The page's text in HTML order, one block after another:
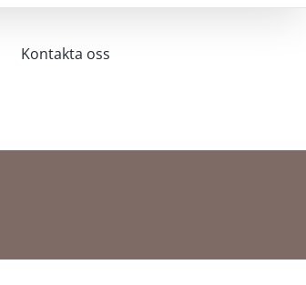
Kontakta oss